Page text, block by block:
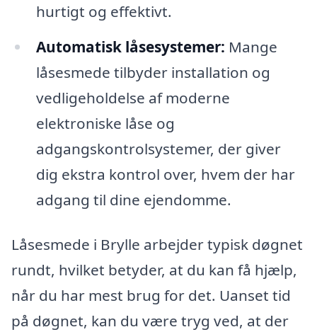
hurtigt og effektivt.
Automatisk låsesystemer: Mange
låsesmede tilbyder installation og
vedligeholdelse af moderne
elektroniske låse og
adgangskontrolsystemer, der giver
dig ekstra kontrol over, hvem der har
adgang til dine ejendomme.
Låsesmede i Brylle arbejder typisk døgnet
rundt, hvilket betyder, at du kan få hjælp,
når du har mest brug for det. Uanset tid
på døgnet, kan du være tryg ved, at der